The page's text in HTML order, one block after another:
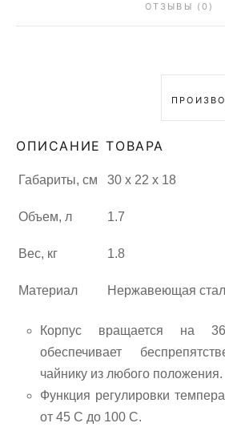
ОТЗЫВЫ (0)
ОПИСАНИЕ ТОВАРА
Габариты, см 30 х 22 х 18
Объем, л 1.7
Вес, кг 1.8
Материал Нержавеющая
Корпус вращается на
обеспечивает
чайнику из любого положения.
Функция регулировки
от 45 С до 100 С.